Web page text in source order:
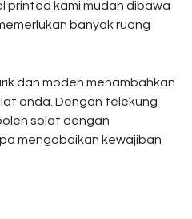
printed kami mudah dibawa
banyak ruang
dan moden menambahkan
anda. Dengan telekung
solat dengan
mengabaikan kewajiban